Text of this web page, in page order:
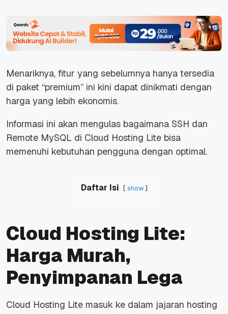
Menariknya, fitur yang sebelumnya hanya tersedia
di paket “premium” ini kini dapat dinikmati dengan
harga yang lebih ekonomis.
Informasi ini akan mengulas bagaimana SSH dan
Remote MySQL di Cloud Hosting Lite bisa
memenuhi kebutuhan pengguna dengan optimal.
Daftar Isi show
Cloud Hosting Lite:
Harga Murah,
Penyimpanan Lega
Cloud Hosting Lite masuk ke dalam jajaran hosting